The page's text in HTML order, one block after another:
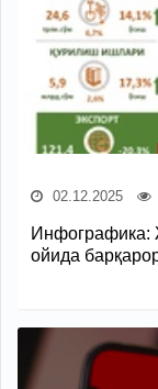
02.12.2025
Инфографика:
ойида